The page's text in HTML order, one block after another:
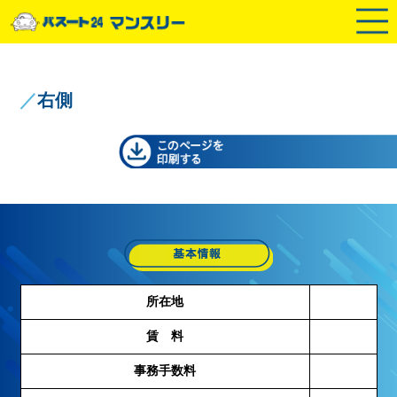
／右側
所在地
賃 料
事務手数料